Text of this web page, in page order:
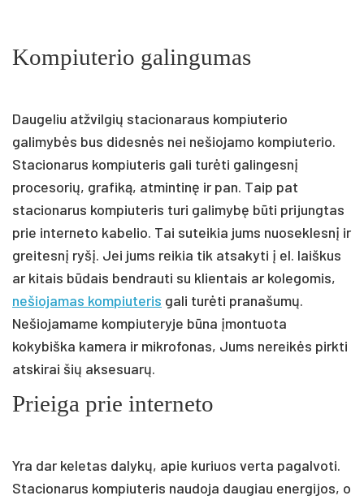
Kompiuterio galingumas
Daugeliu atžvilgių stacionaraus kompiuterio
galimybės bus didesnės nei nešiojamo kompiuterio.
Stacionarus kompiuteris gali turėti galingesnį
procesorių, grafiką, atmintinę ir pan. Taip pat
stacionarus kompiuteris turi galimybę būti prijungtas
prie interneto kabelio. Tai suteikia jums nuoseklesnį ir
greitesnį ryšį. Jei jums reikia tik atsakyti į el. laiškus
ar kitais būdais bendrauti su klientais ar kolegomis,
nešiojamas kompiuteris gali turėti pranašumų.
Nešiojamame kompiuteryje būna įmontuota
kokybiška kamera ir mikrofonas, Jums nereikės pirkti
atskirai šių aksesuarų.
Prieiga prie interneto
Yra dar keletas dalykų, apie kuriuos verta pagalvoti.
Stacionarus kompiuteris naudoja daugiau energijos, o